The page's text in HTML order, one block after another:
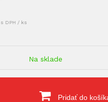
s DPH / ks
Na sklade
Pridať do